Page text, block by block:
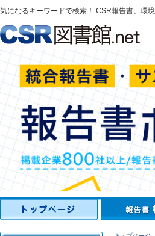
気になるキーワードで検索！ CSR報告書、環